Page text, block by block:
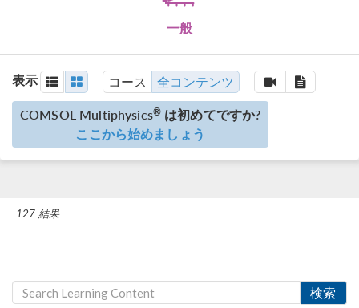
一般
表示 コース 全コンテンツ
COMSOL Multiphysics® は初めてですか?
ここから始めましょう
127 結果
検索